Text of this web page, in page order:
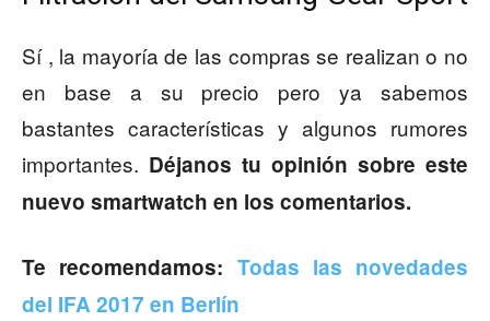
Sí , la mayoría de las compras se realizan o no
en base a su precio pero ya sabemos
bastantes características y algunos rumores
importantes. Déjanos tu opinión sobre este
nuevo smartwatch en los comentarios.
Te recomendamos: Todas las novedades
del IFA 2017 en Berlín